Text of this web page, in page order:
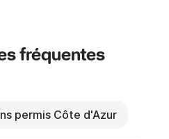
fréquentes
permis Côte d'Azur